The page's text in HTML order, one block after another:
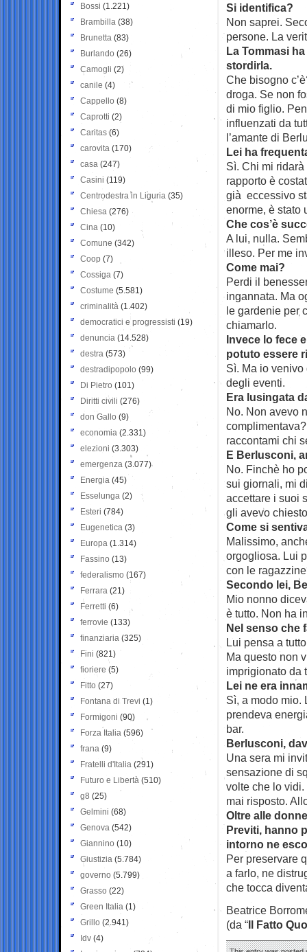
Si identifica?
Non saprei.
persone. La
La Tommasi
stordirla.
Che bisogno
droga. Se non
di mio figlio.
influenzati da
l’amante di
Lei ha
Sì. Chi mi
rapporto è
già eccessivo
enorme, è stato
Che cos’è
A lui, nulla.
illeso. Per me
Come mai?
Perdi il
ingannata. Ma
le gardenie per
chiamarlo.
Invece lo fece
potuto essere
Sì. Ma io
degli eventi.
Era lusingata
No. Non avevo
raccontami chi
E Berlusconi,
No. Finchè ho
sui giornali, mi
accettare i suoi
gli avevo
Come si
Malissimo,
orgogliosa. Lui
con le
Secondo lei,
Mio nonno
è tutto. Non ha
Nel senso che
Lui pensa a
Ma questo non
imprigionato da
Lei ne era
Sì, a modo mio.
prendeva
bar.
Berlusconi,
Una sera mi
sensazione di
volte che lo
mai risposto.
Oltre alle
Previti, hanno
intorno ne
Per preservare
a farlo, ne
che tocca
Beatrice
(da “Il Fatto
Bossi (1.221)
Brambilla (38)
Brunetta (83)
Burlando (26)
Camogli (2)
canile (4)
Cappello (8)
Caprotti (2)
Caritas (6)
carovita (170)
casa (247)
Casini (119)
Centrodestra in Liguria (35)
Chiesa (276)
Cina (10)
Comune (342)
Coop (7)
Cossiga (7)
Costume (5.581)
criminalità (1.402)
democratici e progressisti (19)
denuncia (14.528)
destra (573)
destradipopolo (99)
Di Pietro (101)
Diritti civili (276)
don Gallo (9)
economia (2.331)
elezioni (3.303)
emergenza (3.077)
Energia (45)
Esselunga (2)
Esteri (784)
Eugenetica (3)
Europa (1.314)
Fassino (13)
federalismo (167)
Ferrara (21)
Ferretti (6)
ferrovie (133)
finanziaria (325)
Fini (821)
fioriere (5)
Fitto (27)
Fontana di Trevi (1)
Formigoni (90)
Forza Italia (596)
frana (9)
Fratelli d'Italia (291)
Futuro e Libertà (510)
g8 (25)
Gelmini (68)
Genova (542)
Giannino (10)
Giustizia (5.784)
governo (5.799)
Grasso (22)
Green Italia (1)
Grillo (2.941)
Idv (4)